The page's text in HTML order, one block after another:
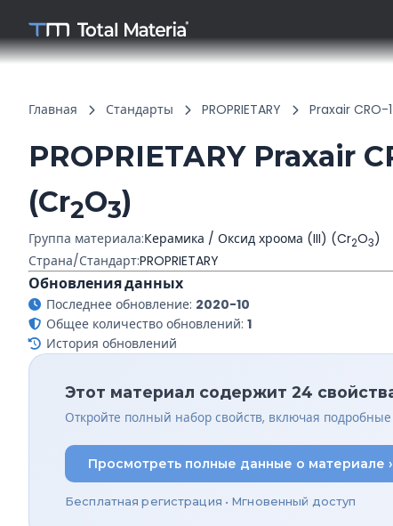
Главная Стандарты PROPRIETARY Praxair CRO-
PROPRIETARY Praxair
(Cr2O3)
Группа материала:Керамика / Оксид хроома (III) (Cr2O3)
Страна/Стандарт:PROPRIETARY
Обновления данных
Последнее обновление: 2020-10
Общее количество обновлений: 1
История обновлений
Этот материал содержит 24
Откройте полный набор свойств, включая
Просмотреть полные данные о материале ›
Бесплатная регистрация • Мгновенный доступ